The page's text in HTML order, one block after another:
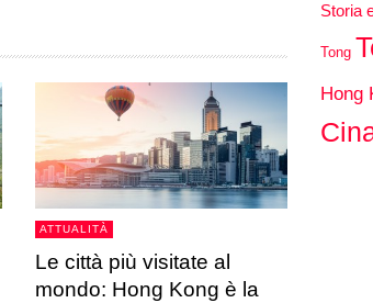
ATTUALITÀ
Le città più visitate al
mondo: Hong Kong è la
Storia
Tong
Hong